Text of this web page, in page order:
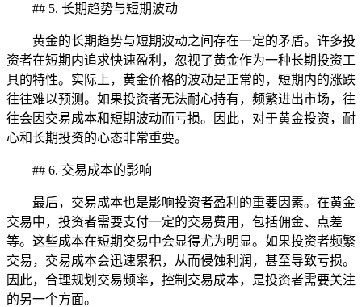
## 5. 长期趋势与短期波动
黄金的长期趋势与短期波动之间存在一定的矛盾。许多投
资者在短期内追求快速盈利，忽视了黄金作为一种长期投资工
具的特性。实际上，黄金价格的波动是正常的，短期内的涨跌
往往难以预测。如果投资者无法耐心持有，频繁进出市场，往
往会因交易成本和短期波动而亏损。因此，对于黄金投资，耐
心和长期投资的心态非常重要。
## 6. 交易成本的影响
最后，交易成本也是影响投资者盈利的重要因素。在黄金
交易中，投资者需要支付一定的交易费用，包括佣金、点差
等。这些成本在短期交易中会显得尤为明显。如果投资者频繁
交易，交易成本会迅速累积，从而侵蚀利润，甚至导致亏损。
因此，合理规划交易频率，控制交易成本，是投资者需要关注
的另一个方面。